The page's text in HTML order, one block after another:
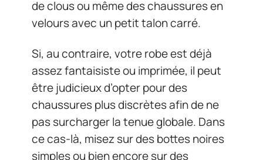
de clous ou même des chaussures en
velours avec un petit talon carré.
Si, au contraire, votre robe est déjà
assez fantaisiste ou imprimée, il peut
être judicieux d’opter pour des
chaussures plus discrètes afin de ne
pas surcharger la tenue globale. Dans
ce cas-là, misez sur des bottes noires
simples ou bien encore sur des